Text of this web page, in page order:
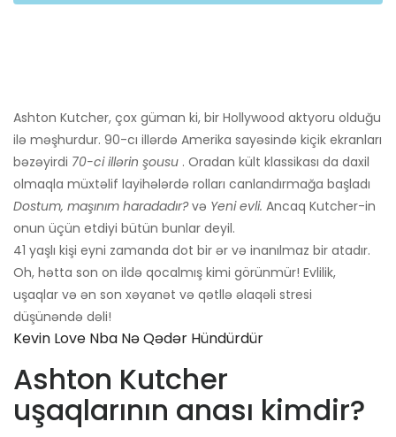
Ashton Kutcher, çox güman ki, bir Hollywood aktyoru olduğu
ilə məşhurdur. 90-cı illərdə Amerika sayəsində kiçik ekranları
bəzəyirdi 70-ci illərin şousu . Oradan kült klassikası da daxil
olmaqla müxtəlif layihələrdə rolları canlandırmağa başladı
Dostum, maşınım haradadır?və Yeni evli. Ancaq Kutcher-in
onun üçün etdiyi bütün bunlar deyil.
41 yaşlı kişi eyni zamanda dot bir ər və inanılmaz bir atadır.
Oh, hətta son on ildə qocalmış kimi görünmür! Evlilik,
uşaqlar və ən son xəyanət və qətllə əlaqəli stresi
düşünəndə dəli!
Kevin Love Nba Nə Qədər Hündürdür
Ashton Kutcher
uşaqlarının anası kimdir?